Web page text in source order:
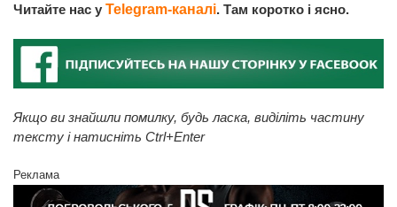
Читайте нас у Telegram-каналі. Там коротко і ясно.
Якщо ви знайшли помилку, будь ласка, виділіть частину
тексту і натисніть Ctrl+Enter
Реклама